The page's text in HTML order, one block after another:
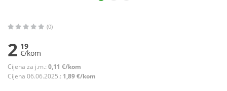
(0)
2 19
€/kom
Cijena za j.m.: 0,11 €/kom
Cijena 06.06.2025.: 1,89 €/kom